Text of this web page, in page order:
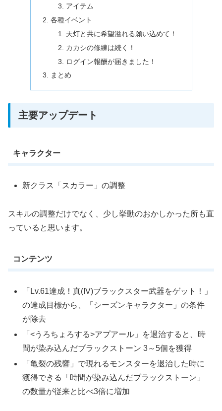
アイテム
各種イベント
天灯と共に希望溢れる願い込めて！
カカシの修練は続く！
ログイン報酬が届きました！
まとめ
主要アップデート
キャラクター
新クラス「スカラー」の調整
スキルの調整だけでなく、少し挙動のおかしかった所も直
っていると思います。
コンテンツ
「Lv.61達成！真(IV)ブラックスター武器をゲット！」
の達成目標から、「シーズンキャラクター」の条件
が除去
「<うろちょろする>アプアール」を退治すると、時
間が染み込んだブラックストーン 3～5個を獲得
「亀裂の残響」で現れるモンスターを退治した時に
獲得できる「時間が染み込んだブラックストーン」
の数量が従来と比べ3倍に増加